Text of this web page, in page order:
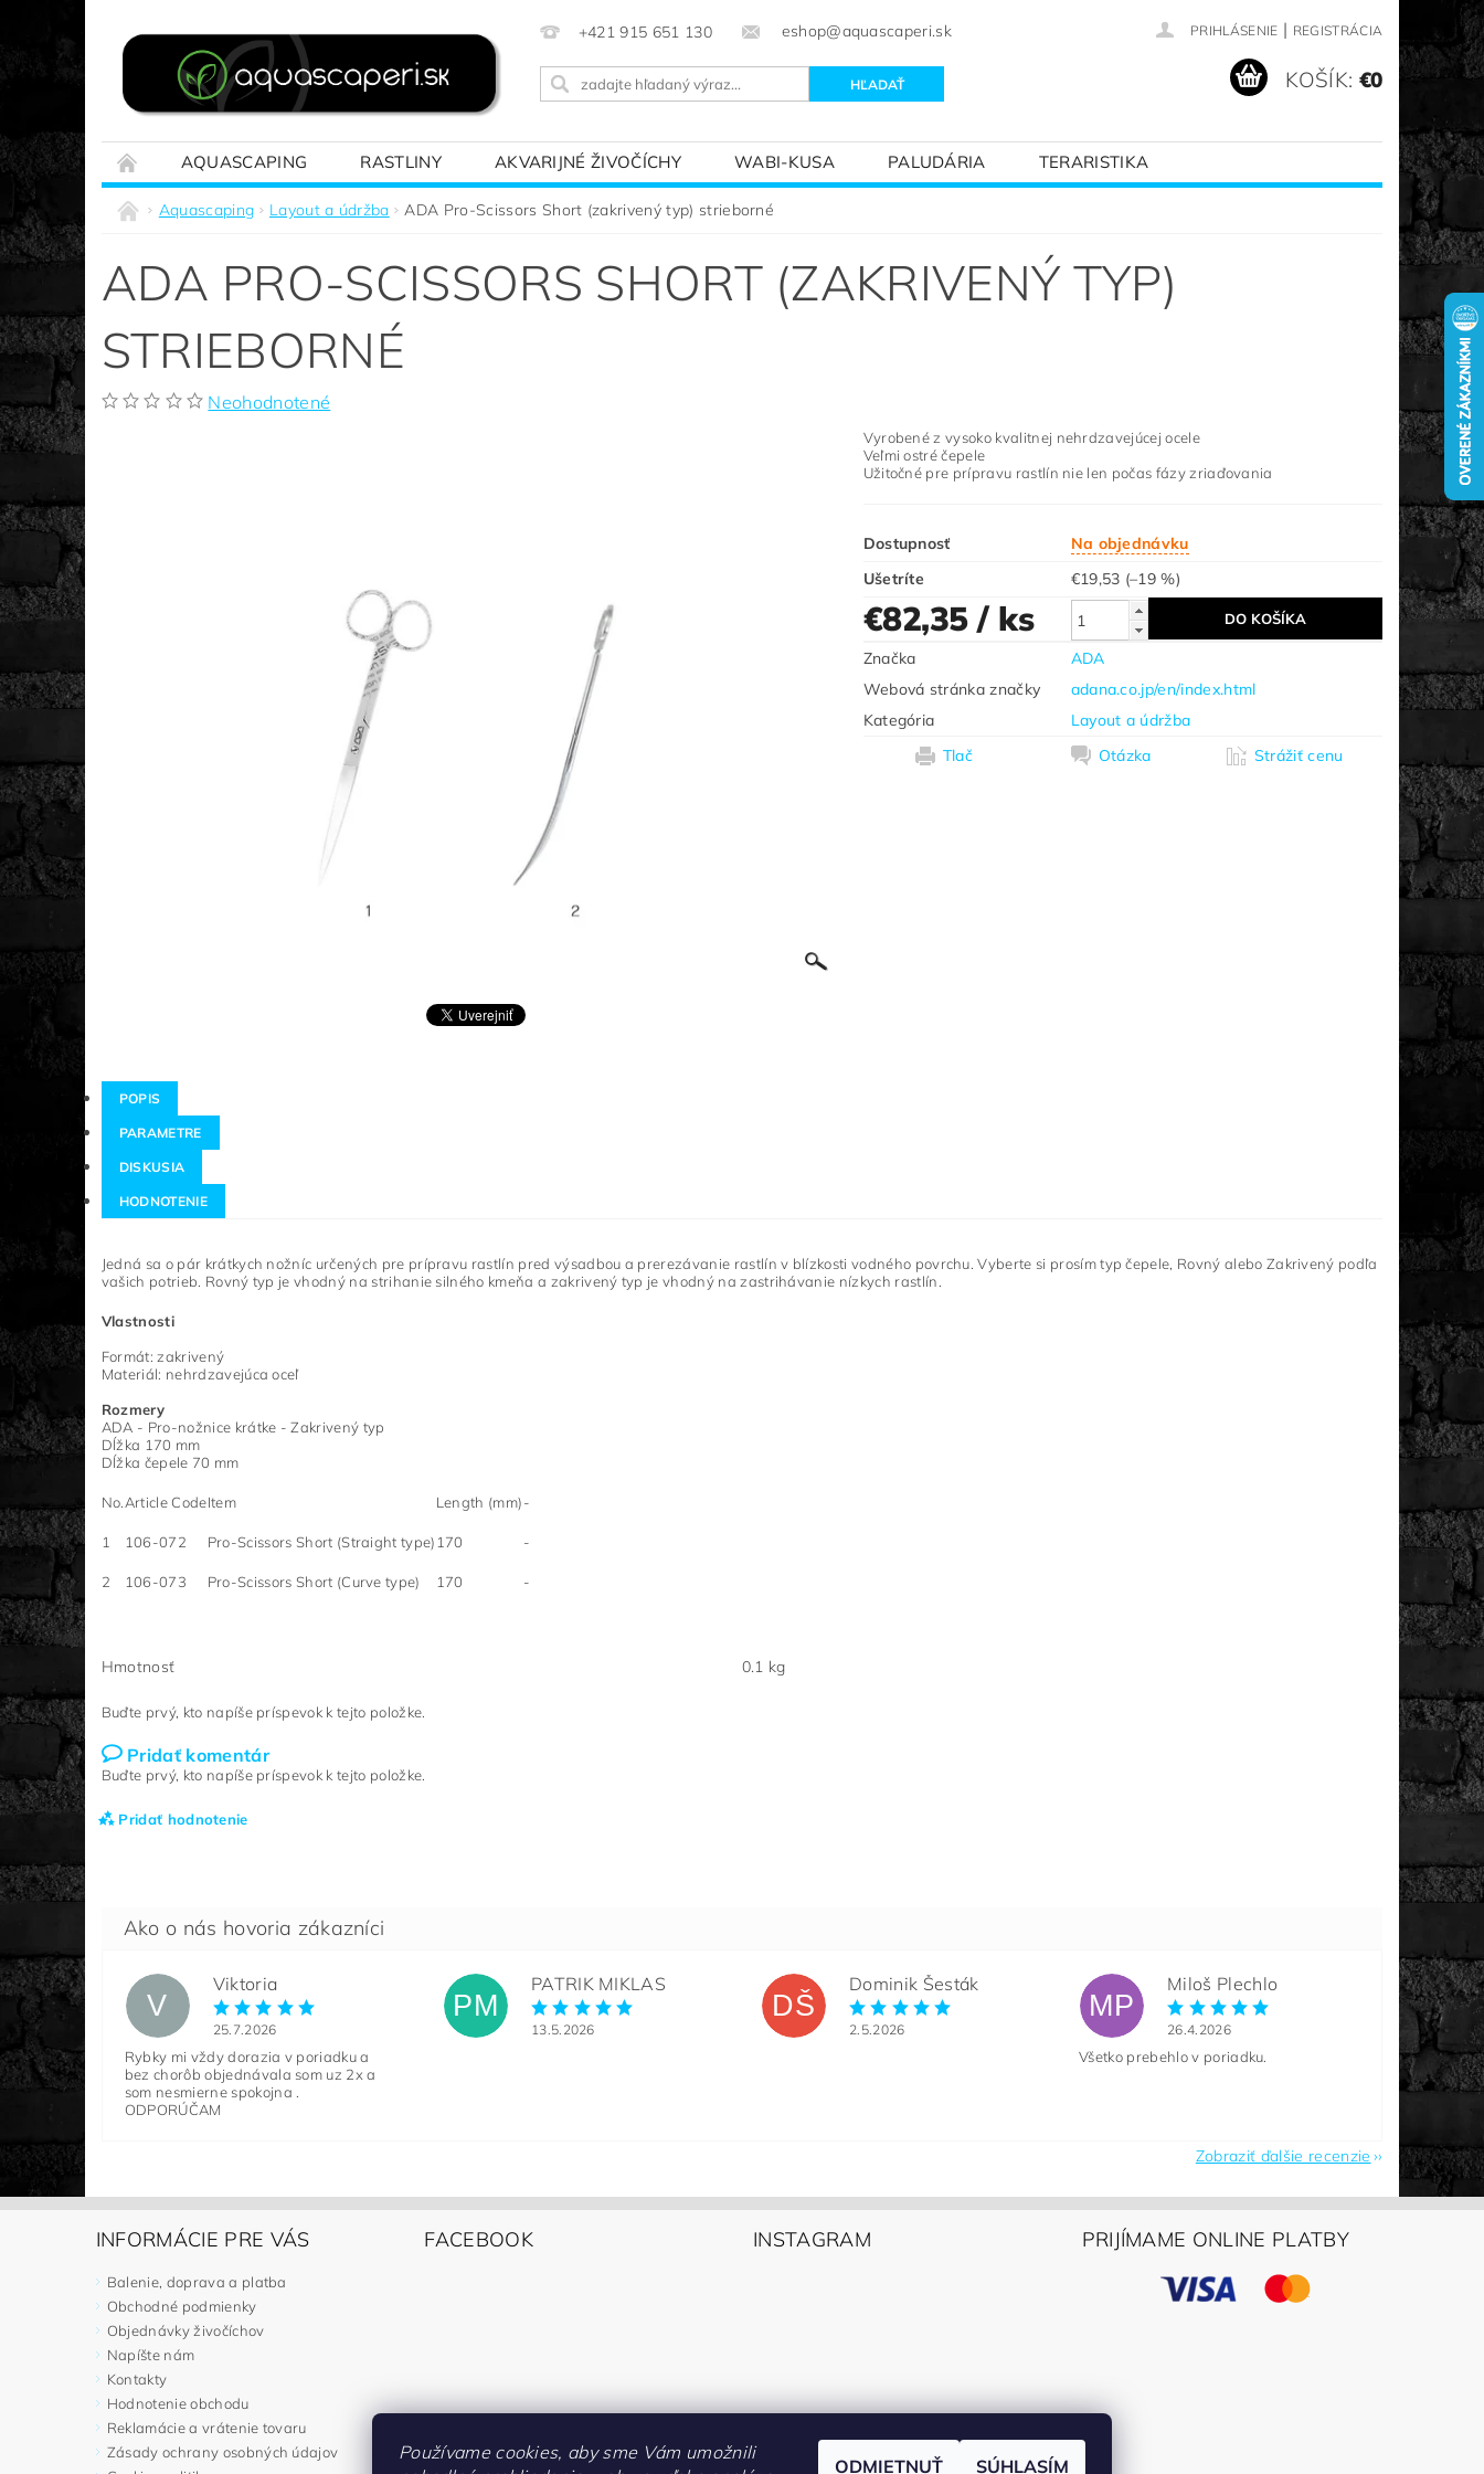
+421 915 651 130 eshop@aquascaperi.sk PRIHLÁSENIE | REGISTRÁCIA
KOŠÍK: €0
AQUASCAPING RASTLINY AKVARIJNÉ ŽIVOČÍCHY WABI-KUSA PALUDÁRIA
TERARISTIKA
REALIZÁCIE NA MIERU
SPRIEVODCA AKVÁRIOVÝM SVETOM – ZÁKLADY AKVARISTIKY
Aquascaping Layout a údržba ADA Pro-Scissors Short (zakrivený typ) strieborné
ADA PRO-SCISSORS SHORT (ZAKRIVENÝ TYP)
STRIEBORNÉ
Neohodnotené
Vyrobené z vysoko kvalitnej nehrdzavejúcej ocele
Veľmi ostré čepele
Užitočné pre prípravu rastlín nie len počas fázy zriaďovania
Dostupnosť
Na objednávku
Ušetríte
€19,53 (–19 %)
€82,35/ ks
Značka
ADA
Webová stránka značky
adana.co.jp/en/index.html
Kategória
Layout a údržba
Tlač
Otázka Strážiť cenu
POPIS
PARAMETRE
DISKUSIA
HODNOTENIE
Jedná sa o pár krátkych nožníc určených pre prípravu rastlín pred výsadbou a prerezávanie rastlín v blízkosti vodného povrchu. Vyberte si prosím typ čepele, Rovný alebo Zakrivený podľa
vašich potrieb. Rovný typ je vhodný na strihanie silného kmeňa a zakrivený typ je vhodný na zastrihávanie nízkych rastlín.
Vlastnosti
Formát: zakrivený
Materiál: nehrdzavejúca oceľ
Rozmery
ADA - Pro-nožnice krátke - Zakrivený typ
Dĺžka 170 mm
Dĺžka čepele 70 mm
No. Article CodeItem Length (mm)-
1 106-072 Pro-Scissors Short (Straight type) 170 -
2 106-073 Pro-Scissors Short (Curve type) 170 -
Hmotnosť 0.1 kg
Buďte prvý, kto napíše príspevok k tejto položke.
Pridať komentár
Buďte prvý, kto napíše príspevok k tejto položke.
Pridať hodnotenie
V
Viktoria
25.7.2026
Rybky mi vždy dorazia v poriadku a
bez chorôb objednávala som uz 2x a
som nesmierne spokojna .
ODPORÚČAM
PM
PATRIK MIKLAS
13.5.2026
DŠ
Dominik Šesták
2.5.2026
MP
Miloš Plechlo
26.4.2026
Všetko prebehlo v poriadku.
Zobraziť ďalšie recenzie
INFORMÁCIE PRE VÁS
Balenie, doprava a platba
Obchodné podmienky
Objednávky živočíchov
Napíšte nám
Kontakty
Hodnotenie obchodu
Reklamácie a vrátenie tovaru
Zásady ochrany osobných údajov
FACEBOOK INSTAGRAM PRIJÍMAME ONLINE PLATBY
Používame cookies, aby sme Vám umožnili
ODMIETNUŤ SÚHLASÍM